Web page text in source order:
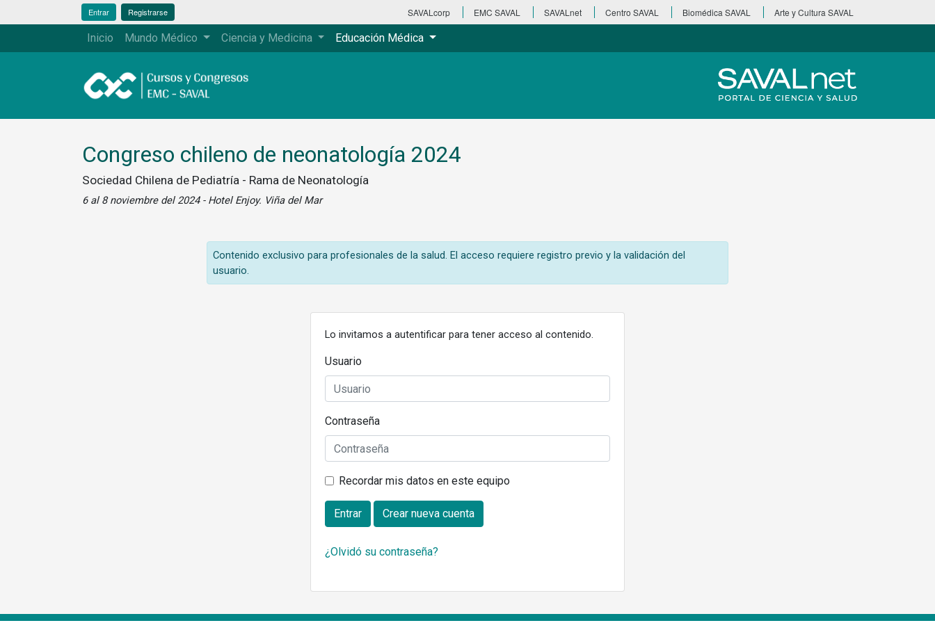
Entrar Registrarse SAVALcorp EMC SAVAL SAVALnet Centro SAVAL Biomédica SAVAL Arte y Cultura SAVAL
Inicio Mundo Médico Ciencia y Medicina Educación Médica
Congreso chileno de neonatología 2024
Sociedad Chilena de Pediatría - Rama de Neonatología
6 al 8 noviembre del 2024 - Hotel Enjoy. Viña del Mar
Contenido exclusivo para profesionales de la salud. El acceso requiere registro previo y la validación del
usuario.
Lo invitamos a autentificar para tener acceso al contenido.
Usuario
Contraseña
Recordar mis datos en este equipo
Entrar Crear nueva cuenta
¿Olvidó su contraseña?